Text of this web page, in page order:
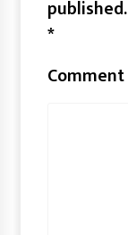
published.
*
Comment